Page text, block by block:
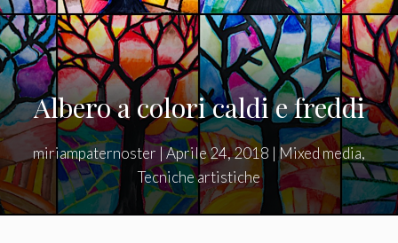
Albero a colori caldi e freddi
miriampaternoster |Aprile 24, 2018 | Mixed media,
Tecniche artistiche